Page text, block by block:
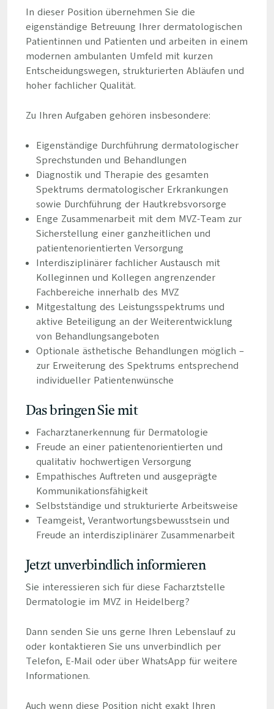
In dieser Position übernehmen Sie die
eigenständige Betreuung Ihrer dermatologischen
Patientinnen und Patienten und arbeiten in einem
modernen ambulanten Umfeld mit kurzen
Entscheidungswegen, strukturierten Abläufen und
hoher fachlicher Qualität.
Zu Ihren Aufgaben gehören insbesondere:
Eigenständige Durchführung dermatologischer
Sprechstunden und Behandlungen
Diagnostik und Therapie des gesamten
Spektrums dermatologischer Erkrankungen
sowie Durchführung der Hautkrebsvorsorge
Enge Zusammenarbeit mit dem MVZ-Team zur
Sicherstellung einer ganzheitlichen und
patientenorientierten Versorgung
Interdisziplinärer fachlicher Austausch mit
Kolleginnen und Kollegen angrenzender
Fachbereiche innerhalb des MVZ
Mitgestaltung des Leistungsspektrums und
aktive Beteiligung an der Weiterentwicklung
von Behandlungsangeboten
Optionale ästhetische Behandlungen möglich –
zur Erweiterung des Spektrums entsprechend
individueller Patientenwünsche
Das bringen Sie mit
Facharztanerkennung für Dermatologie
Freude an einer patientenorientierten und
qualitativ hochwertigen Versorgung
Empathisches Auftreten und ausgeprägte
Kommunikationsfähigkeit
Selbstständige und strukturierte Arbeitsweise
Teamgeist, Verantwortungsbewusstsein und
Freude an interdisziplinärer Zusammenarbeit
Jetzt unverbindlich informieren
Sie interessieren sich für diese Facharztstelle
Dermatologie im MVZ in Heidelberg?
Dann senden Sie uns gerne Ihren Lebenslauf zu
oder kontaktieren Sie uns unverbindlich per
Telefon, E-Mail oder über WhatsApp für weitere
Informationen.
Auch wenn diese Position nicht exakt Ihren